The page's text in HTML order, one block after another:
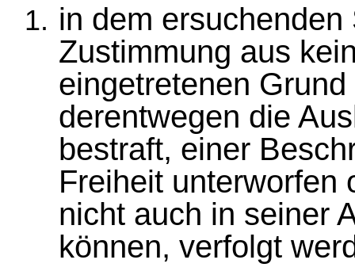
in dem
Zustimmung aus
eingetretenen
derentwegen die
bestraft, einer
Freiheit unterworfen
nicht auch in seiner
können, verfolgt